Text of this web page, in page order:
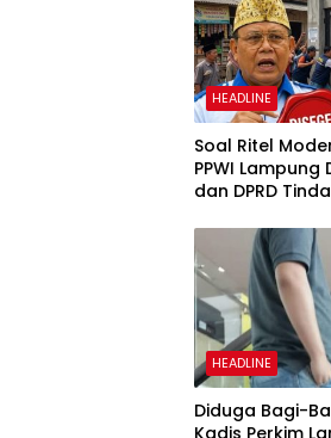
HEADLINE
Soal Ritel
PPWI Lampung
dan DPRD
02/2016
HEADLINE
Diduga Bagi-